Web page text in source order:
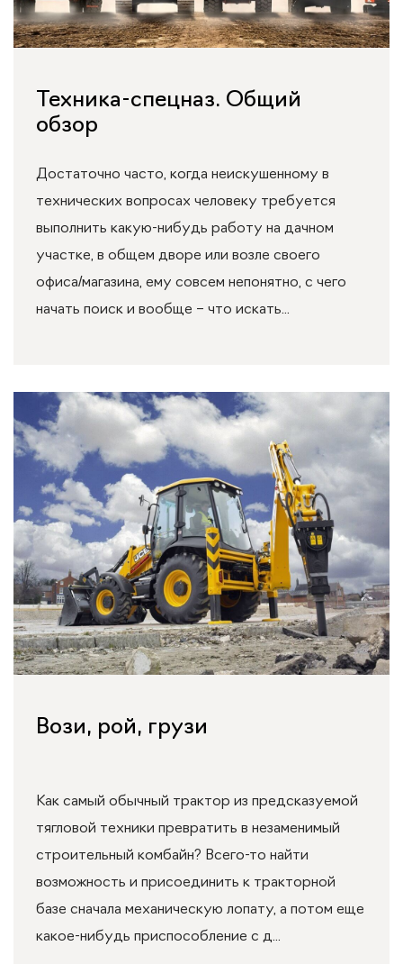
Техника-спецназ. Общий
обзор
Достаточно часто, когда неискушенному в
технических вопросах человеку требуется
выполнить какую-нибудь работу на дачном
участке, в общем дворе или возле своего
офиса/магазина, ему совсем непонятно, с чего
начать поиск и вообще – что искать...
Вози, рой, грузи
Как самый обычный трактор из предсказуемой
тягловой техники превратить в незаменимый
строительный комбайн? Всего-то найти
возможность и присоединить к тракторной
базе сначала механическую лопату, а потом еще
какое-нибудь приспособление с д...